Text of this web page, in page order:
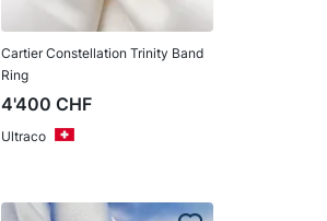
Cartier Constellation Trinity Band
Ring
4'400 CHF
Ultraco